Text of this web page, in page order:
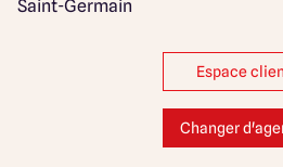
Saint-Germain
Espace
Changer